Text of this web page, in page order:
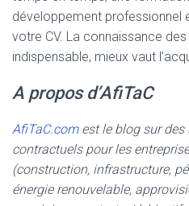
développement professionnel
votre CV. La connaissance
indispensable, mieux vaut
A propos d’AfiTaC
AfiTaC.comest le blog sur des
contractuels pour les
(construction, infrastructure,
énergie renouvelable,